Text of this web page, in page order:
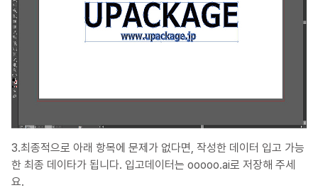
3.최종적으로 아래 항목에 문제가 없다면, 작성한 데이터 입고 가능
한 최종 데이타가 됩니다. 입고데이터는 ooooo.ai로 저장해 주세
요.